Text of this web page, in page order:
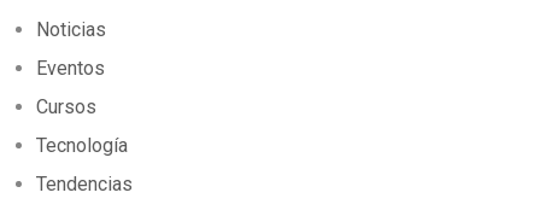
Noticias
Eventos
Cursos
Tecnología
Tendencias